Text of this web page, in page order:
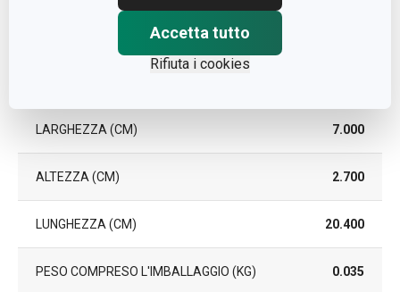
Accetta tutto
Rifiuta i cookies
LARGHEZZA (CM) 7.000
ALTEZZA (CM) 2.700
LUNGHEZZA (CM) 20.400
PESO COMPRESO L'IMBALLAGGIO (KG) 0.035